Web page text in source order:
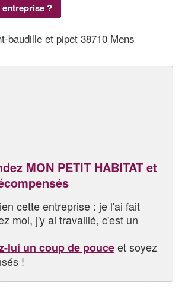
?
baudille et pipet 38710 Mens
MON PETIT HABITAT et
cette entreprise : je l'ai fait
moi, j'y ai travaillé, c'est un
lui un coup de pouceet soyez
!